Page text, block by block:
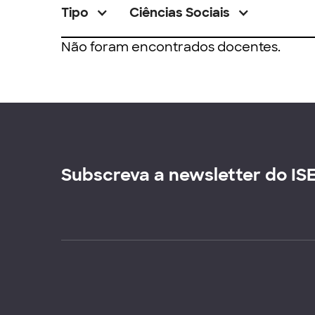
Tipo Ciências Sociais
Não foram encontrados docentes.
Subscreva a newsletter do